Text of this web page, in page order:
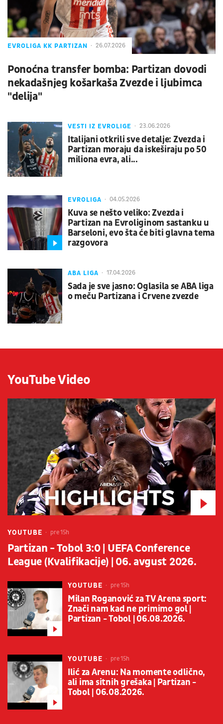
EVROLIGA KK PARTIZAN 26.07.2026
Ponoćna transfer bomba: Partizan dovodi
nekadašnjeg košarkaša Zvezde i ljubimca
"delija"
VESTI IZ EVROLIGE 23.06.2026
Italijani otkrili sve detalje: Zvezda i
Partizan moraju da iskeširaju po 50
miliona evra, ali...
EVROLIGA 04.05.2026
Kuva se nešto veliko: Zvezda i
Partizan na Evroliginom sastanku u
Barseloni, evo šta će biti glavna tema
razgovora
ABA LIGA 17.04.2026
Sada je sve jasno: Oglasila se ABA liga
o meču Partizana i Crvene zvezde
YouTube Video
YOUTUBE pre 15h
Partizan - Tobol 3:0 | UEFA Conference
League (Kvalifikacije) | 06. avgust 2026.
YOUTUBE pre 15h
Milan Roganović za TV Arena sport:
Znači nam kad ne primimo gol |
Partizan - Tobol | 06.08.2026.
YOUTUBE pre 15h
Ilić za Arenu: Na momente odlično,
ali ima sitnih grešaka | Partizan -
Tobol | 06.08.2026.